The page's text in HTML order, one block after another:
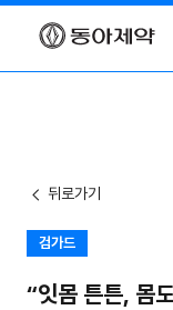
뒤로가기
검가드
“잇몸 튼튼, 몸